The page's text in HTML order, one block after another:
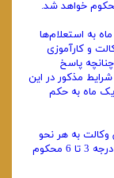
ظرف دو ماه به استعلام‌ها
و کارآموزی
پاسخ
مذکور در این
یک ماه به حکم
به هر نحو
ندارند. متخلف به ترتیب تکرار به مجازات‌ های انتظامی درجه 3 تا 6 محکوم